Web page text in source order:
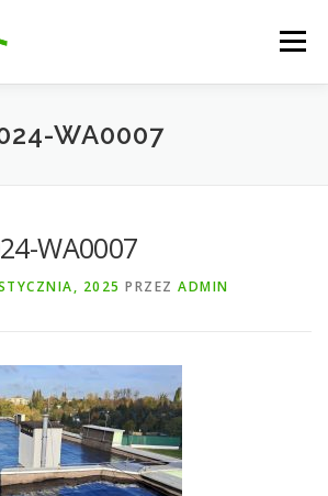
Menu
OGŁOSZENIA SPÓŁDZIELNIA
WA0007
WA0007
2025 PRZEZ ADMIN